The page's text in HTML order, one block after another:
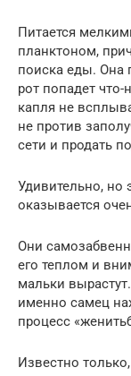
Питается
планктоном,
поиска еды. Она
рот попадет
капля не
не против
сети и продать
Удивительно, но
оказывается
Они
его теплом и
мальки
именно самец
процесс
Известно